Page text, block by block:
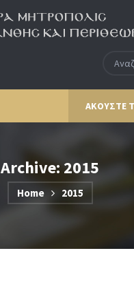
ΑΚΟΥΣΤΕ
Archive: 2015
Home 2015